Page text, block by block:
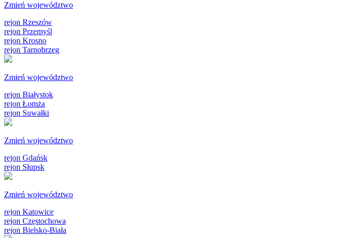
Zmień województwo
rejon Rzeszów
rejon Przemyśl
rejon Krosno
rejon Tarnobrzeg
Zmień województwo
rejon Białystok
rejon Łomża
rejon Suwałki
Zmień województwo
rejon Gdańsk
rejon Słupsk
Zmień województwo
rejon Katowice
rejon Częstochowa
rejon Bielsko-Biała